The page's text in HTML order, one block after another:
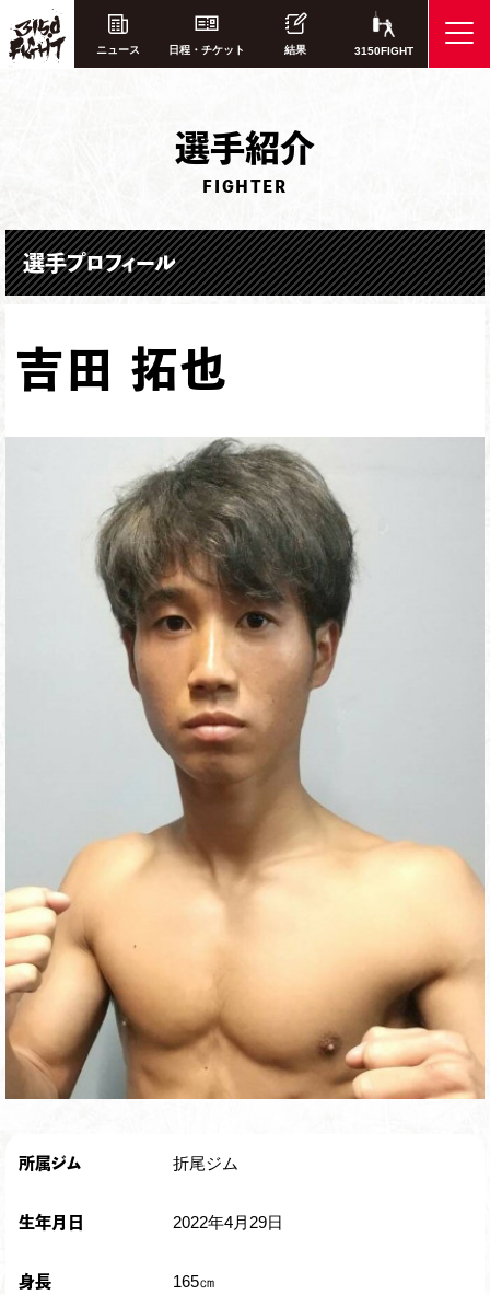
ニュース 日程・チケット 結果 3150FIGHT
選手紹介
FIGHTER
選手プロフィール
吉田 拓也
所属ジム 折尾ジム
生年月日 2022年4月29日
身長 165㎝